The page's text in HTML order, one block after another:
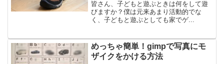
WP】
皆さん、子どもと遊ぶときは何をして遊
びますか？僕は元来あまり活動的でな
く、子どもと遊ぶとしても家でゲ...
めっちゃ簡単！gimpで写真にモ
ザイクをかける方法